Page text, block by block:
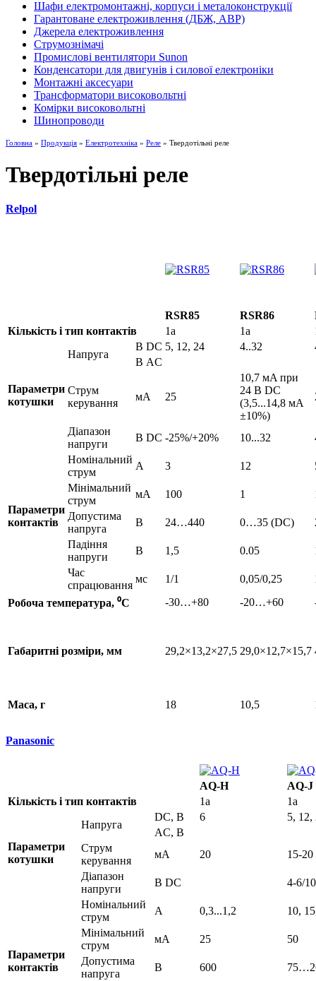
Шафи електромонтажні, корпуси і металоконструкції
Гарантоване електроживлення (ДБЖ, АВР)
Джерела електроживлення
Струмознімачі
Промислові вентилятори Sunon
Конденсатори для двигунів і силової електроніки
Монтажні аксесуари
Трансформатори високовольтні
Комірки високовольтні
Шинопроводи
Головна » Продукція » Електротехніка » Реле » Твердотільні реле
Твердотільні реле
Relpol
RSR85 RSR86
Кількість і тип контактів
1a 1a
Параметри
котушки
Напруга
В DC 5, 12, 24 4..32
В AC
Струм
керування
мА 25
10,7 мA при
24 В DC
(3,5...14,8 мA
±10%)
Діапазон
напруги
В DC -25%/+20% 10...32
Параметри
контактів
Номінальний
струм
А 3 12
Мінімальний
струм
мА 100 1
Допустима
напруга
В 24…440 0…35 (DC)
Падіння
напруги
В 1,5 0.05
Час
спрацювання
мс 1/1 0,05/0,25
Робоча температура, ⁰С
-30…+80 -20…+60
Габаритні розміри, мм 29,2×13,2×27,5 29,0×12,7×15,7
Маса, г 18 10,5
Panasonic
AQ-H
AQ-J
Кількість і тип контактів
1a 1a
Параметри
котушки
Напруга
DC, B 6
5, 12,
AC, B
Струм
керування
мА 20
15-20
Діапазон
напруги
В DC 4-6/
Параметри
контактів
Номінальний
струм
А 0,3...1,2
10,
Мінімальний
струм
мА 25
50
Допустима
напруга
В 600